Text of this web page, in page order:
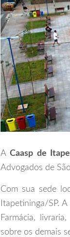
ACaasp de
Advogados de
Com sua sede
Itapetininga/SP.
Farmácia,
sobre os demais